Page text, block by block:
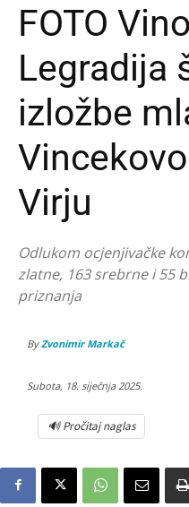
FOTO
Legradija
izložbe
Virju
Odlukom ocjenjivačke
zlatne, 163 srebrne i 55
priznanja
By Zvonimir Markač
Subota, 18. siječnja 2025.
🔊 Pročitaj naglas